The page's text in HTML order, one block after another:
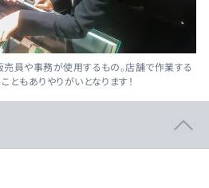
員や事務が使用するもの。店舗で作業する
ともありやりがいとなります！